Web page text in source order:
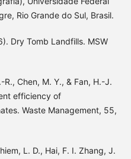
Rio Grande do Sul, Brasil.
Dry Tomb Landfills. MSW
Chen, M. Y., & Fan, H.-J.
efficiency of
Waste Management, 55,
L. D., Hai, F. I. Zhang, J.